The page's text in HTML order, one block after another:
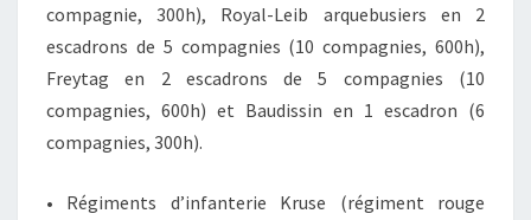
compagnie, 300h), Royal-Leib arquebusiers en 2
escadrons de 5 compagnies (10 compagnies, 600h),
Freytag en 2 escadrons de 5 compagnies (10
compagnies, 600h) et Baudissin en 1 escadron (6
compagnies, 300h).
• Régiments d’infanterie Kruse (régiment rouge